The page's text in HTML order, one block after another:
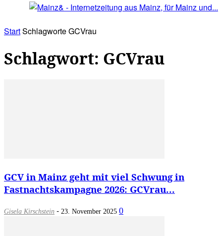
StartSchlagworteGCVrau
Schlagwort: GCVrau
GCV in Mainz geht mit viel Schwung in
Fastnachtskampagne 2026: GCVrau...
Gisela Kirschstein - 23. November 2025 0